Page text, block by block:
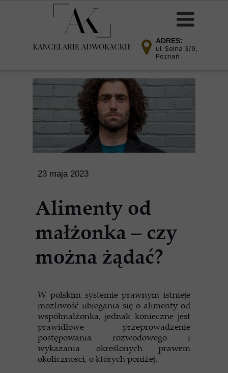
ADRES:
ul. Solna 3/9,
Poznań
W polskim systemie prawnym istnieje
możliwość ubiegania się o alimenty od
współmałżonka, jednak konieczne jest
prawidłowe przeprowadzenie
postępowania rozwodowego i
wykazania określonych prawem
okoliczności, o których poniżej.
Alimenty od
małżonka – czy
można żądać?
23 maja 2023